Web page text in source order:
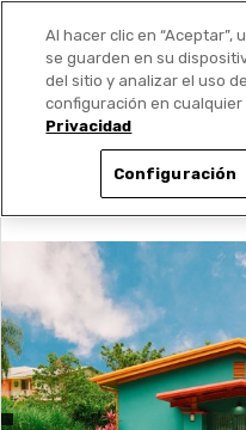
Al hacer clic en
se guarden en su
del sitio y analizar el uso
configuración en cualquier
Privacidad
Configuración